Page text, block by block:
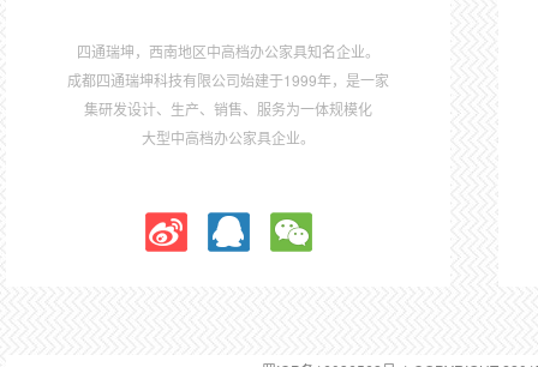
四通瑞坤，西南地区中高档办公家具知名企业。
成都四通瑞坤科技有限公司始建于1999年，是一家
集研发设计、生产、销售、服务为一体规模化
大型中高档办公家具企业。